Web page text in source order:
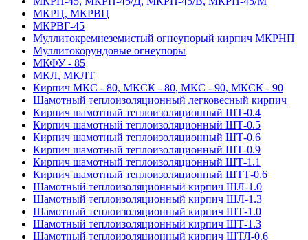
МКРЦ, МКРВЦ
МКРВГ-45
Муллитокремнеземистый огнеупорый кирпич МКРНП
Муллито­корундовые огнеупоры
МКФУ - 85
МКЛ, МКЛТ
Кирпич МКС - 80, МКСК - 80, МКС - 90, МКСК - 90
Шамотный тепло­изоляционный легковесный кирпич
Кирпич шамотный теплоизоляционный ШТ-0.4
Кирпич шамотный теплоизоляционный ШТ-0.5
Кирпич шамотный теплоизоляционный ШТ-0.6
Кирпич шамотный теплоизоляционный ШТ-0.9
Кирпич шамотный теплоизоляционный ШТ-1.1
Кирпич шамотный теплоизоляционный ШТТ-0.6
Шамотный теплоизоляционный кирпич ШЛ-1.0
Шамотный теплоизоляционный кирпич ШЛ-1.3
Шамотный теплоизоляционный кирпич ШТ-1.0
Шамотный теплоизоляционный кирпич ШТ-1.3
Шамотный теплоизоляционный кирпич ШТЛ-0.6